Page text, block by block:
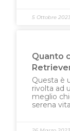
5 Ottobre
Quanto
Questa è
rivolta ad
meglio
serena